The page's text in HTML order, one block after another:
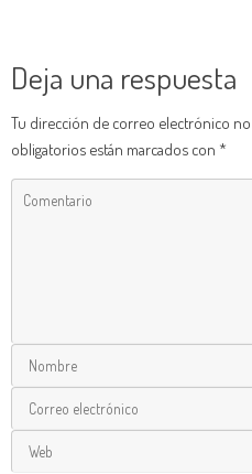
Deja una respuesta
Tu dirección de correo electrónico no
obligatorios están marcados con *